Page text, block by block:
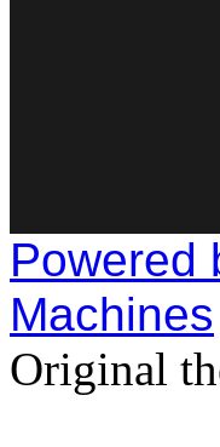
Powered
Machines
Original